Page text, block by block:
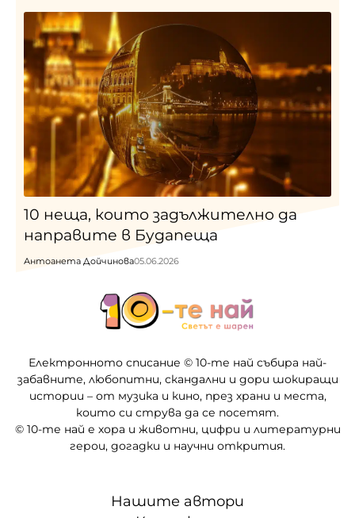
10 неща, които задължително да
направите в Будапеща
Антоанета Дойчинова05.06.2026
Електронното списание © 10-те най събира най-
забавните, любопитни, скандални и дори шокиращи
истории – от музика и кино, през храни и места,
които си струва да се посетят.
© 10-те най е хора и животни, цифри и литературни
герои, догадки и научни открития.
Нашите автори